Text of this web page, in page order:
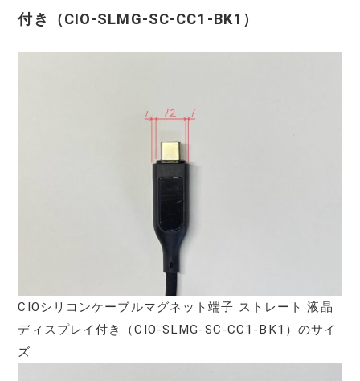
付き（‎CIO-SLMG-SC-CC1-BK1）
CIOシリコンケーブルマグネット端子 ストレート 液晶
ディスプレイ付き（‎CIO-SLMG-SC-CC1-BK1）のサイ
ズ